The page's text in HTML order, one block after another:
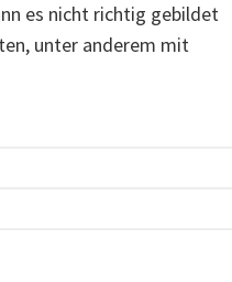
es nicht richtig gebildet
unter anderem mit